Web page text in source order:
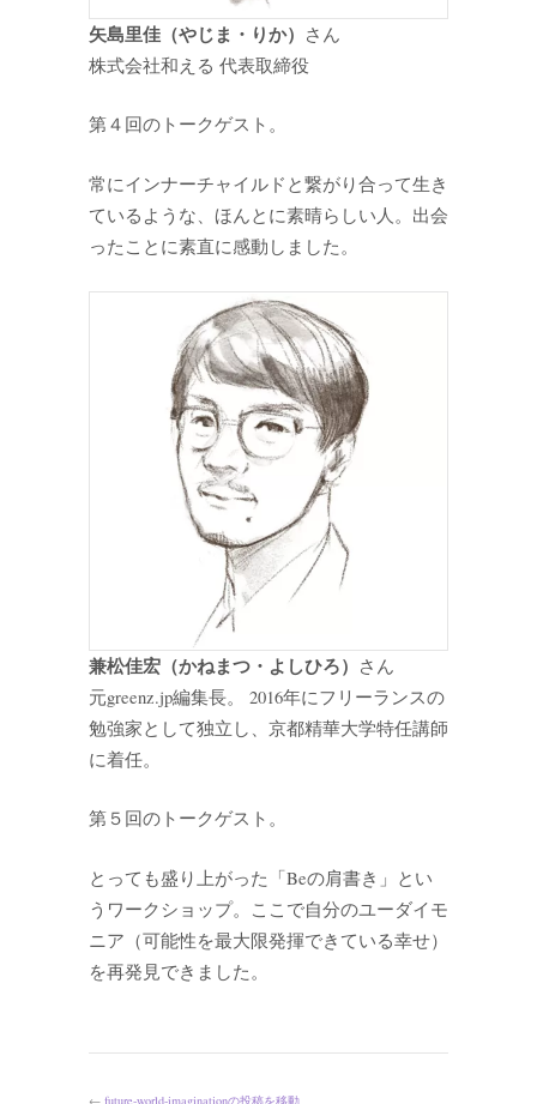
矢島里佳（やじま・りか） さん
株式会社和える 代表取締役
第４回のトークゲスト。
常にインナーチャイルドと繋がり合って生き
ているような、ほんとに素晴らしい人。出会
ったことに素直に感動しました。
兼松佳宏（かねまつ・よしひろ） さん
元greenz.jp編集長。 2016年にフリーランスの
勉強家として独立し、京都精華大学特任講師
に着任。
第５回のトークゲスト。
とっても盛り上がった「Beの肩書き」とい
うワークショップ。ここで自分のユーダイモ
ニア（可能性を最大限発揮できている幸せ）
を再発見できました。
← future-world-imaginationの投稿を移動